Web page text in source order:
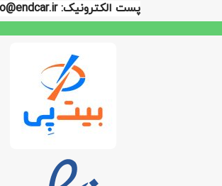
پست الکترونیک: info@endcar.ir